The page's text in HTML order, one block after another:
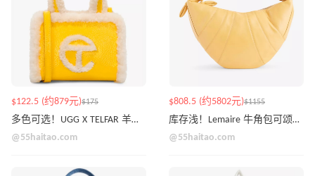
$122.5 (约879元)$175
多色可选！UGG X TELFAR 羊羔毛手提托特包
@55haitao.com
$808.5 (约5802元)$1155
库存浅！Lemaire 牛角包可颂包 黄油色
@55haitao.com